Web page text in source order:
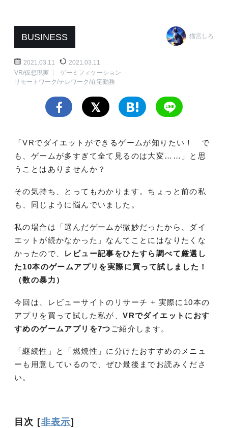
BUSINESS 猫宮しろ
2021.03.11
2021.03.11
VR/仮想現実
ゲーミフィケーション
リモートワーク/テレワーク/在宅勤務
「VRでダイエットができるゲームが知りたい！ で
も、ゲームが多すぎて全て見るのは大変……」と思
うことはありませんか？
その気持ち、とってもわかります。ちょっと前の私
も、同じように悩んでいました。
私の場合は「選んだゲームが微妙だったから、ダイ
エットが続かなかった」なんてことにはなりたくな
かったので、 レビュー記事をひたすら調べて厳選し
た10本のゲームアプリを実際に買って試しました！
（数の暴力）
今回は、レビューサイトのリサーチ + 実際に10本の
アプリを買って試した私が、VRでダイエットにおす
すめのゲームアプリを7つ ご紹介します。
「継続性」と「燃焼性」に分けたおすすめのメニュ
ーも用意しているので、ぜひ最後までお読みくださ
い。
目次 [非表示]